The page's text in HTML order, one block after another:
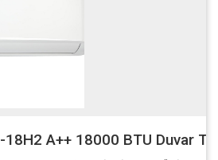
A++ 18000 BTU Duvar